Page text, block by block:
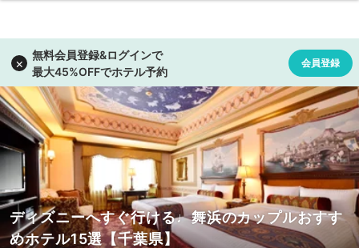
ディズニーへすぐ行ける♩舞浜のカップルおすす
めホテル15選【千葉県】